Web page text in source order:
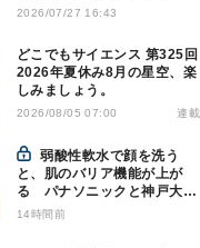
2026/07/27 16:43
どこでもサイエンス 第325回
2026年夏休み8月の星空、楽
しみましょう。
2026/08/05 07:00 連載
弱酸性軟水で顔を洗う
と、肌のバリア機能が上が
る パナソニックと神戸大が
確認
14時間前